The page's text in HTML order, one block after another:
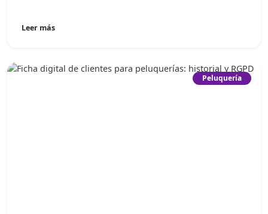
Leer más
Peluquería